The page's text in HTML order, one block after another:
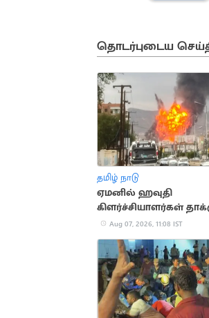
தொடர்புடைய
தமிழ் நாடு
ஏமனில் ஹவுதி
கிளர்ச்சியாளர்கள்
பாதுகாப்புப்படையினர்
பலி
Aug 07, 2026, 11:08 IST